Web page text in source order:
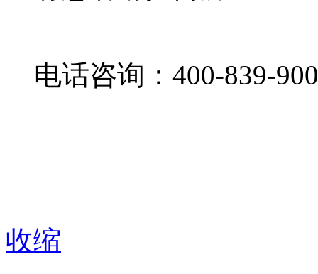
电话咨询：400-839-
收缩